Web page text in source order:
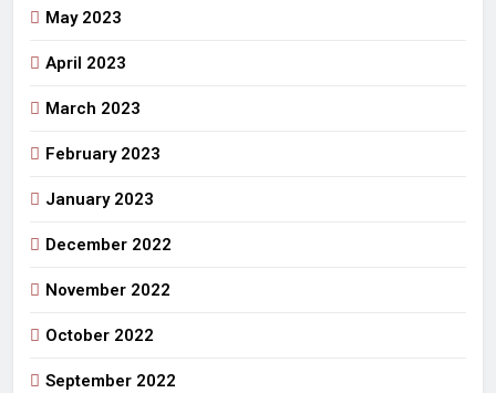
May 2023
April 2023
March 2023
February 2023
January 2023
December 2022
November 2022
October 2022
September 2022